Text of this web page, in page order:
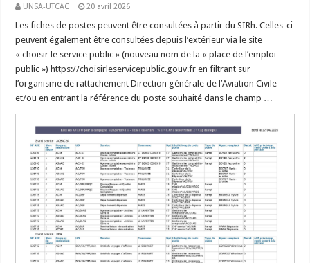
UNSA-UTCAC 20 avril 2026
Les fiches de postes peuvent être consultées à partir du SIRh. Celles-ci
peuvent également être consultées depuis l’extérieur via le site
« choisir le service public » (nouveau nom de la « place de l’emploi
public ») https://choisirleservicepublic.gouv.fr en filtrant sur
l’organisme de rattachement Direction générale de l’Aviation Civile
et/ou en entrant la référence du poste souhaité dans le champ …